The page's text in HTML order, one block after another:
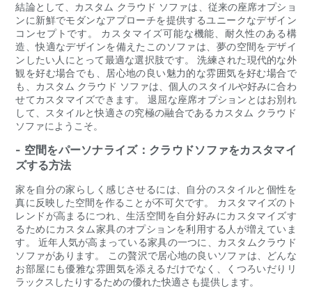
結論として、カスタム クラウド ソファは、従来の座席オプショ
ンに新鮮でモダンなアプローチを提供するユニークなデザイン
コンセプトです。 カスタマイズ可能な機能、耐久性のある構
造、快適なデザインを備えたこのソファは、夢の空間をデザイ
ンしたい人にとって最適な選択肢です。 洗練された現代的な外
観を好む場合でも、居心地の良い魅力的な雰囲気を好む場合で
も、カスタム クラウド ソファは、個人のスタイルや好みに合わ
せてカスタマイズできます。 退屈な座席オプションとはお別れ
して、スタイルと快適さの究極の融合であるカスタム クラウド
ソファにようこそ。
- 空間をパーソナライズ：クラウドソファをカスタマイ
ズする方法
家を自分の家らしく感じさせるには、自分のスタイルと個性を
真に反映した空間を作ることが不可欠です。 カスタマイズのト
レンドが高まるにつれ、生活空間を自分好みにカスタマイズす
るためにカスタム家具のオプションを利用する人が増えていま
す。 近年人気が高まっている家具の一つに、カスタムクラウド
ソファがあります。 この贅沢で居心地の良いソファは、どんな
お部屋にも優雅な雰囲気を添えるだけでなく、くつろいだりリ
ラックスしたりするための優れた快適さも提供します。